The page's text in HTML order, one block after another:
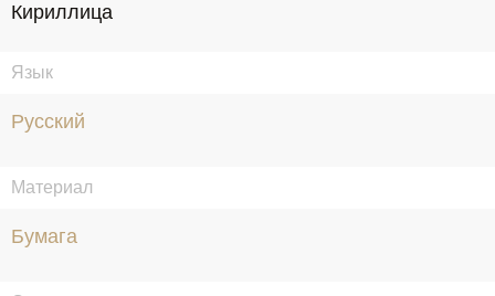
Кириллица
Язык
Русский
Материал
Бумага